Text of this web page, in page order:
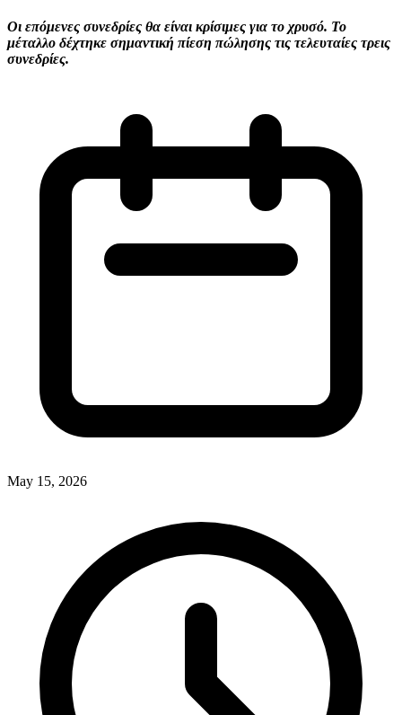
Οι επόμενες συνεδρίες θα είναι κρίσιμες για το χρυσό. Το
μέταλλο δέχτηκε σημαντική πίεση πώλησης τις τελευταίες τρεις
συνεδρίες.
May 15, 2026